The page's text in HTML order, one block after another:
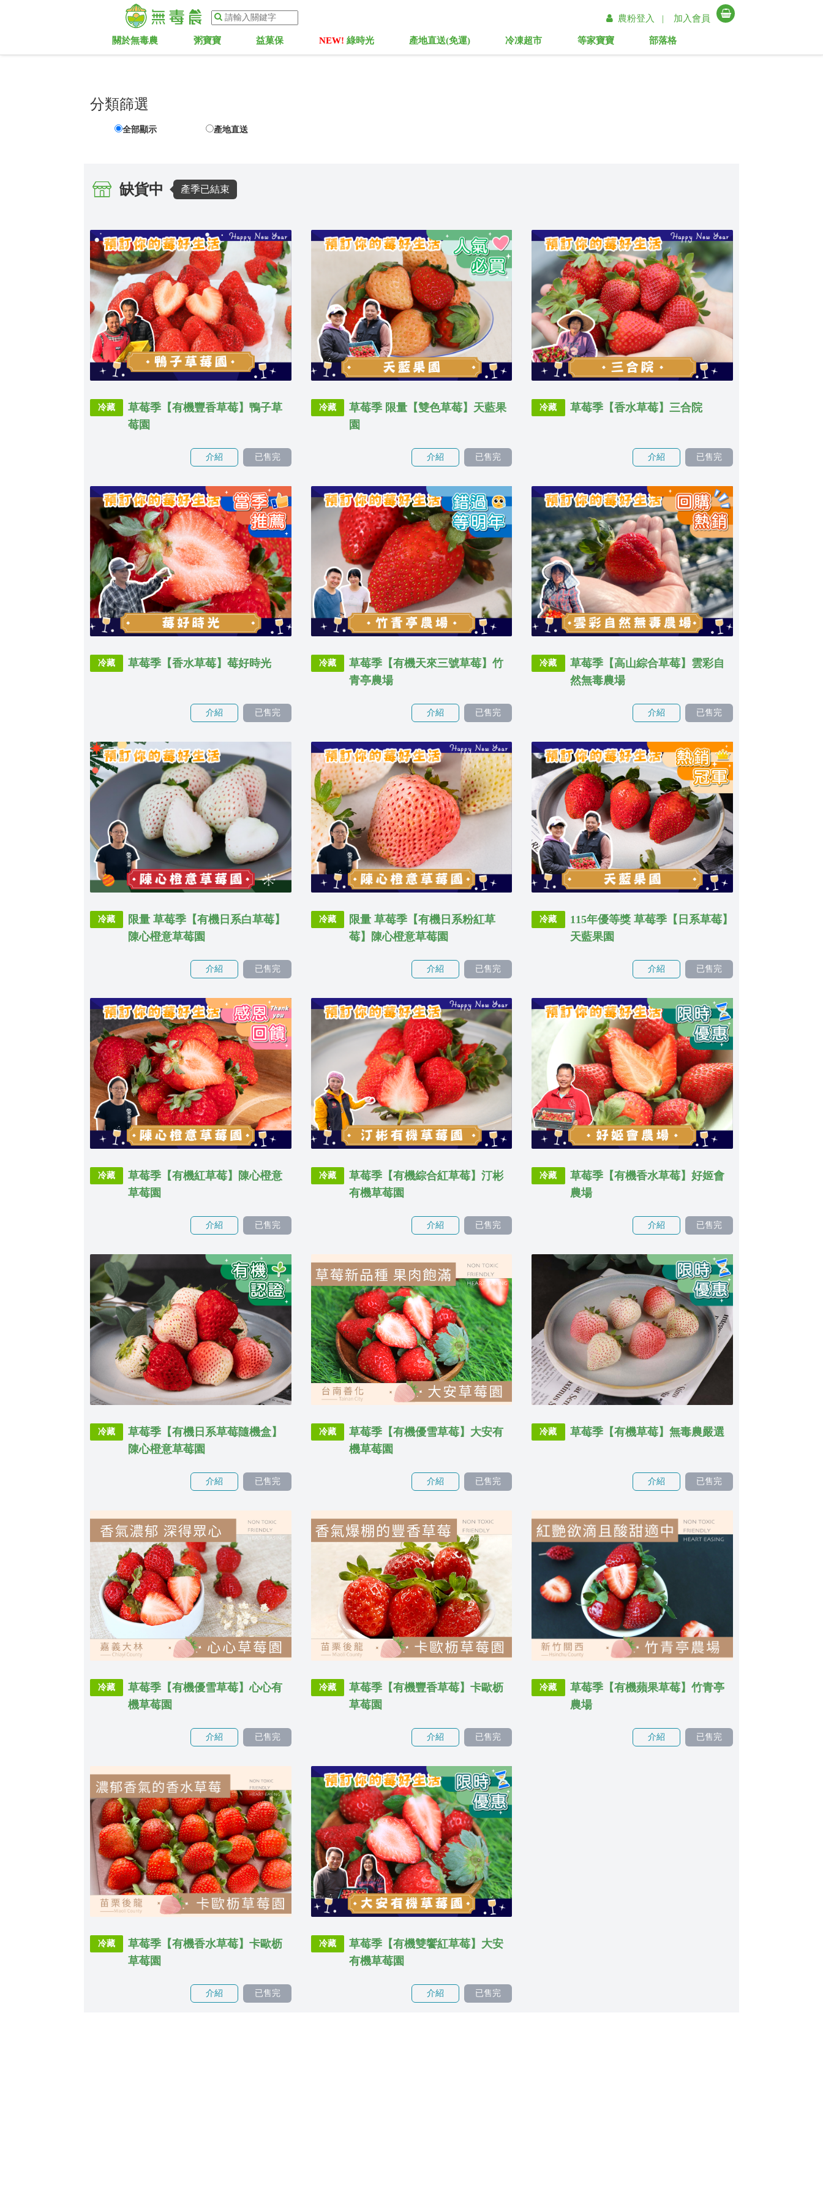
農粉登入 | 加入會員
關於無毒農 粥寶寶 益菓保 NEW! 綠時光 產地直送(免運) 冷凍超市 等家寶寶 部落格
分類篩選
全部顯示 產地直送
缺貨中 產季已結束
冷藏
草莓季【有機豐香草莓】鴨子草
莓園
介紹 已售完
冷藏
草莓季 限量【雙色草莓】天藍果
園
介紹 已售完
冷藏 草莓季【香水草莓】三合院
介紹 已售完
冷藏 草莓季【香水草莓】莓好時光
介紹 已售完
冷藏
草莓季【有機天來三號草莓】竹
青亭農場
介紹 已售完
冷藏
草莓季【高山綜合草莓】雲彩自
然無毒農場
介紹 已售完
冷藏
限量 草莓季【有機日系白草莓】
陳心橙意草莓園
介紹 已售完
冷藏
限量 草莓季【有機日系粉紅草
莓】陳心橙意草莓園
介紹 已售完
冷藏
115年優等獎 草莓季【日系草莓】
天藍果園
介紹 已售完
冷藏
草莓季【有機紅草莓】陳心橙意
草莓園
介紹 已售完
冷藏
草莓季【有機綜合紅草莓】汀彬
有機草莓園
介紹 已售完
冷藏
草莓季【有機香水草莓】好姬會
農場
介紹 已售完
冷藏
草莓季【有機日系草莓隨機盒】
陳心橙意草莓園
介紹 已售完
冷藏
草莓季【有機優雪草莓】大安有
機草莓園
介紹 已售完
冷藏 草莓季【有機草莓】無毒農嚴選
介紹 已售完
冷藏
草莓季【有機優雪草莓】心心有
機草莓園
介紹 已售完
冷藏
草莓季【有機豐香草莓】卡歐枥
草莓園
介紹 已售完
冷藏
草莓季【有機蘋果草莓】竹青亭
農場
介紹 已售完
冷藏
草莓季【有機香水草莓】卡歐枥
草莓園
介紹 已售完
冷藏
草莓季【有機雙饗紅草莓】大安
有機草莓園
介紹 已售完